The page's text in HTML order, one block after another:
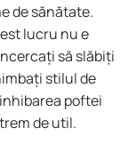
de sănătate.
lucru nu e
să slăbiți
stilul de
poftei
de util.